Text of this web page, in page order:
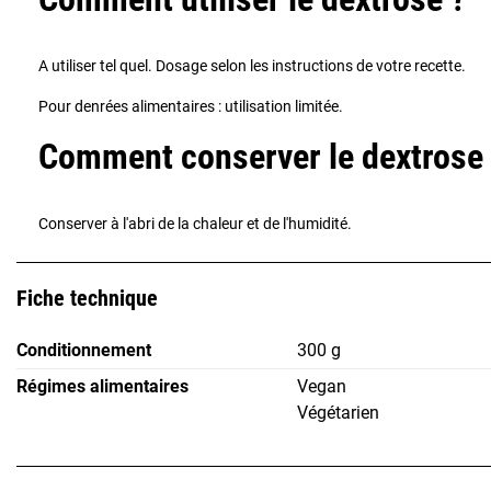
A utiliser tel quel. Dosage selon les instructions de votre recette.
Pour denrées alimentaires : utilisation limitée.
Comment conserver le dextrose
Conserver à l'abri de la chaleur et de l'humidité.
Fiche technique
Conditionnement
300 g
Régimes alimentaires
Vegan
Végétarien